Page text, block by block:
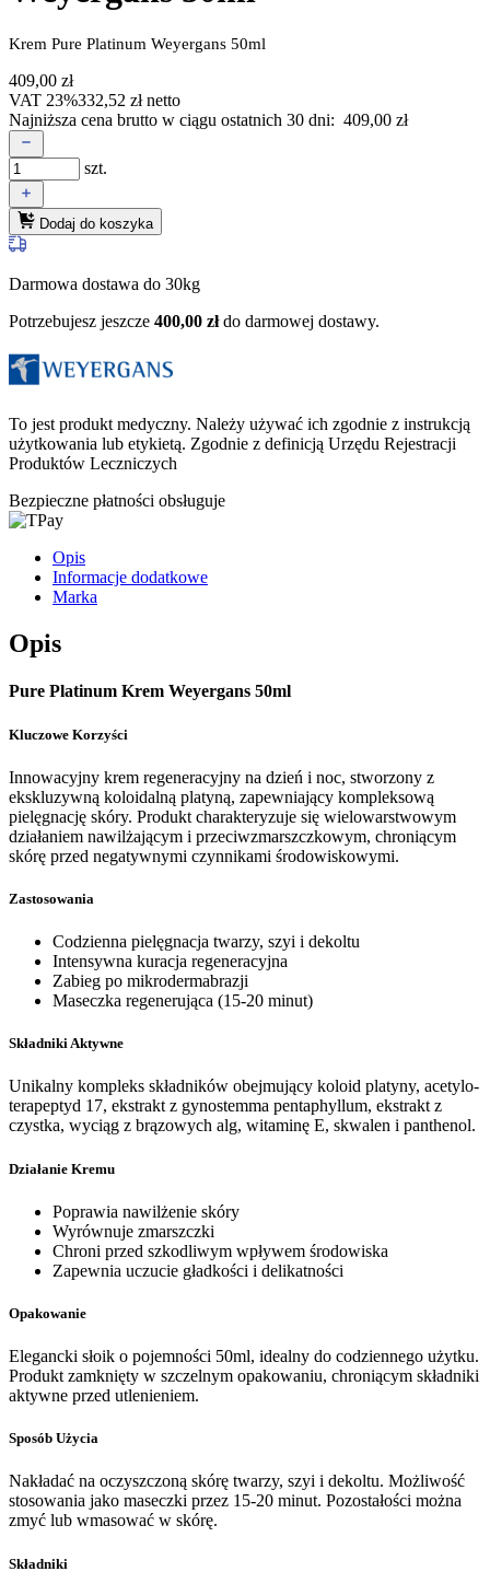
Krem Pure Platinum Weyergans 50ml
409,00 zł
VAT 23%332,52 złnetto
Najniższa cena brutto w ciągu ostatnich 30 dni: 409,00 zł
szt.
Dodaj do koszyka
Darmowa dostawa do 30kg
Potrzebujesz jeszcze 400,00 złdo darmowej dostawy.
To jest produkt medyczny. Należy używać ich zgodnie z instrukcją
użytkowania lub etykietą. Zgodnie z definicją Urzędu Rejestracji
Produktów Leczniczych
Bezpieczne płatności obsługuje
Opis
Informacje dodatkowe
Marka
Opis
Pure Platinum Krem Weyergans 50ml
Kluczowe Korzyści
Innowacyjny krem regeneracyjny na dzień i noc, stworzony z
ekskluzywną koloidalną platyną, zapewniający kompleksową
pielęgnację skóry. Produkt charakteryzuje się wielowarstwowym
działaniem nawilżającym i przeciwzmarszczkowym, chroniącym
skórę przed negatywnymi czynnikami środowiskowymi.
Zastosowania
Codzienna pielęgnacja twarzy, szyi i dekoltu
Intensywna kuracja regeneracyjna
Zabieg po mikrodermabrazji
Maseczka regenerująca (15-20 minut)
Składniki Aktywne
Unikalny kompleks składników obejmujący koloid platyny, acetylo-
terapeptyd 17, ekstrakt z gynostemma pentaphyllum, ekstrakt z
czystka, wyciąg z brązowych alg, witaminę E, skwalen i panthenol.
Działanie Kremu
Poprawia nawilżenie skóry
Wyrównuje zmarszczki
Chroni przed szkodliwym wpływem środowiska
Zapewnia uczucie gładkości i delikatności
Opakowanie
Elegancki słoik o pojemności 50ml, idealny do codziennego użytku.
Produkt zamknięty w szczelnym opakowaniu, chroniącym składniki
aktywne przed utlenieniem.
Sposób Użycia
Nakładać na oczyszczoną skórę twarzy, szyi i dekoltu. Możliwość
stosowania jako maseczki przez 15-20 minut. Pozostałości można
zmyć lub wmasować w skórę.
Składniki